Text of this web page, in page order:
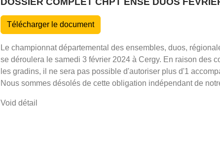
Télécharger le document
Le championnat départemental des ensembles, duos,
se déroulera le samedi 3 février 2024 à Cergy. En raison des
les gradins, il ne sera pas possible d'autoriser plus d'1
Nous sommes désolés de cette obligation indépendant de
Void détail